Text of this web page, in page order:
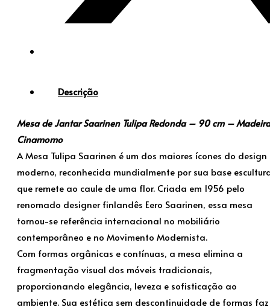
Descrição
Mesa de Jantar Saarinen Tulipa Redonda – 90 cm – Madeira
Cinamomo
A Mesa Tulipa Saarinen é um dos maiores ícones do design
moderno, reconhecida mundialmente por sua base
que remete ao caule de uma flor. Criada em 1956 pelo
renomado designer finlandês Eero Saarinen, essa mesa
tornou-se referência internacional no mobiliário
contemporâneo e no Movimento Modernista.
Com formas orgânicas e contínuas, a mesa elimina a
fragmentação visual dos móveis tradicionais,
proporcionando elegância, leveza e sofisticação ao
ambiente. Sua estética sem descontinuidade de formas faz